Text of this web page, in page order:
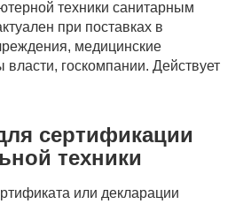
техники санитарным
при поставках в
медицинские
власти, госкомпании. Действует
сертификации
техники
или декларации